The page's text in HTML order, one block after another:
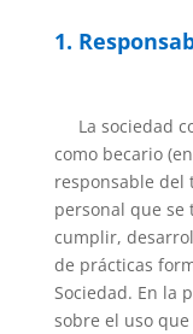
1.
La sociedad
como becario
responsable del
personal que se
cumplir,
de prácticas
Sociedad. En la
sobre el uso